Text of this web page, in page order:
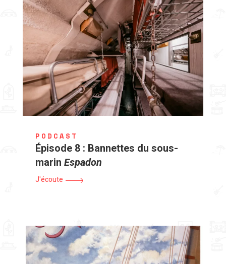
PODCAST
Épisode 8 : Bannettes du sous-
marin Espadon
J'écoute